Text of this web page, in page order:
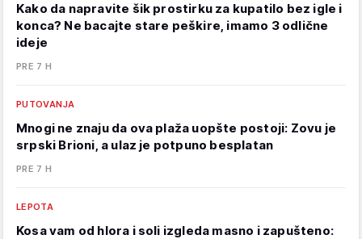
Kako da napravite šik prostirku za kupatilo bez igle i
konca? Ne bacajte stare peškire, imamo 3 odlične
ideje
PRE 7 H
PUTOVANJA
Mnogi ne znaju da ova plaža uopšte postoji: Zovu je
srpski Brioni, a ulaz je potpuno besplatan
PRE 7 H
LEPOTA
Kosa vam od hlora i soli izgleda masno i zapušteno: